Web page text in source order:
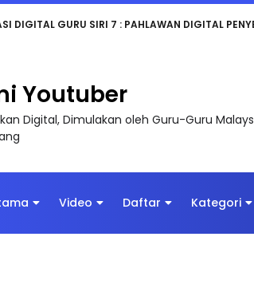
DIGITAL GURU SIRI 7 : PAHLAWAN DIGITAL
Youtuber
Digital, Dimulakan oleh Guru-Guru
Video Daftar Kategori